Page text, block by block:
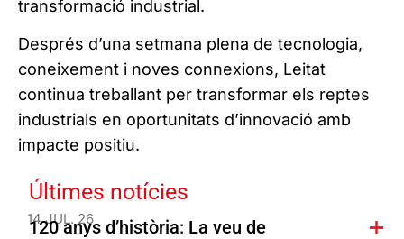
transformació industrial.
Després d’una setmana plena de tecnologia,
coneixement i noves connexions, Leitat
continua treballant per transformar els reptes
industrials en oportunitats d’innovació amb
impacte positiu.
Últimes notícies
14 JUL. 26
120 anys d’història: La veu de